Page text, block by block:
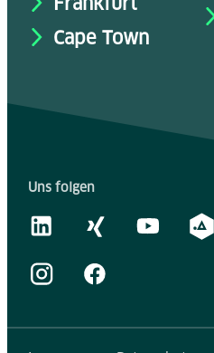
Cape Town
Uns folgen